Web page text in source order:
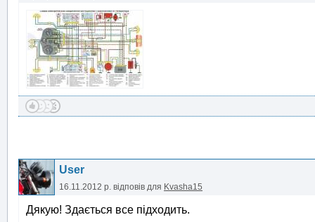
User
16.11.2012 р. відповів для Kvasha15
Дякую! Здається все підходить.